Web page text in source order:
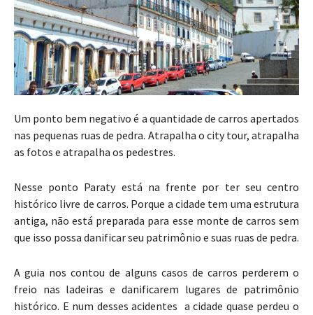
Um ponto bem negativo é a quantidade de carros apertados
nas pequenas ruas de pedra. Atrapalha o city tour, atrapalha
as fotos e atrapalha os pedestres.
Nesse ponto Paraty está na frente por ter seu centro
histórico livre de carros. Porque a cidade tem uma estrutura
antiga, não está preparada para esse monte de carros sem
que isso possa danificar seu patrimônio e suas ruas de pedra.
A guia nos contou de alguns casos de carros perderem o
freio nas ladeiras e danificarem lugares de patrimônio
histórico. E num desses acidentes a cidade quase perdeu o